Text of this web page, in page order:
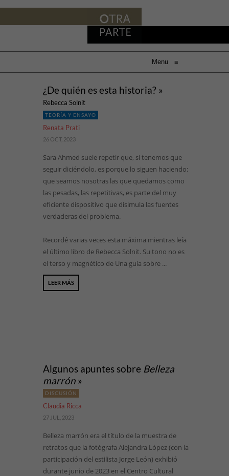
Menu ≡
¿De quién es esta historia? »
Rebecca Solnit
TEORÍA Y ENSAYO
Renata Prati
26 OCT, 2023
Sara Ahmed suele repetir que, si tenemos que
seguir diciéndolo, es porque lo siguen haciendo:
que seamos nosotras las que quedamos como
las pesadas, las repetitivas, es parte del muy
eficiente dispositivo que disimula las fuentes
verdaderas del problema.
Recordé varias veces esta máxima mientras leía
el último libro de Rebecca Solnit. Su tono no es
el terso y magnético de Una guía sobre ...
LEER MÁS
Algunos apuntes sobre Belleza
marrón »
DISCUSIÓN
Claudia Ricca
27 JUL, 2023
Belleza marrón era el título de la muestra de
retratos que la fotógrafa Alejandra López (con la
participación del estilista Jorge León) exhibió
durante junio de 2023 en el Centro Cultural